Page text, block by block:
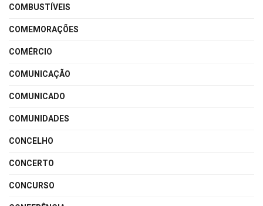
COMBUSTÍVEIS
COMEMORAÇÕES
COMÉRCIO
COMUNICAÇÃO
COMUNICADO
COMUNIDADES
CONCELHO
CONCERTO
CONCURSO